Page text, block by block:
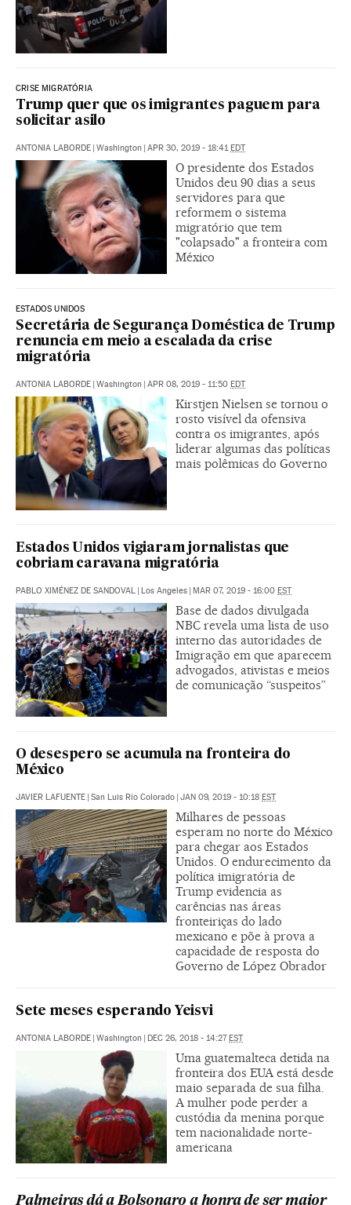
CRISE MIGRATÓRIA
Trump quer que os imigrantes paguem para
solicitar asilo
ANTONIA LABORDE | Washington | APR 30, 2019 - 18:41 EDT
O presidente dos Estados
Unidos deu 90 dias a seus
servidores para que
reformem o sistema
migratório que tem
"colapsado" a fronteira com
México
ESTADOS UNIDOS
Secretária de Segurança Doméstica de Trump
renuncia em meio a escalada da crise
migratória
ANTONIA LABORDE | Washington | APR 08, 2019 - 11:50 EDT
Kirstjen Nielsen se tornou o
rosto visível da ofensiva
contra os imigrantes, após
liderar algumas das políticas
mais polêmicas do Governo
Estados Unidos vigiaram jornalistas que
cobriam caravana migratória
PABLO XIMÉNEZ DE SANDOVAL | Los Angeles | MAR 07, 2019 - 16:00 EST
Base de dados divulgada
NBC revela uma lista de uso
interno das autoridades de
Imigração em que aparecem
advogados, ativistas e meios
de comunicação “suspeitos”
O desespero se acumula na fronteira do
México
JAVIER LAFUENTE | San Luis Río Colorado | JAN 09, 2019 - 10:18 EST
Milhares de pessoas
esperam no norte do México
para chegar aos Estados
Unidos. O endurecimento da
política imigratória de
Trump evidencia as
carências nas áreas
fronteiriças do lado
mexicano e põe à prova a
capacidade de resposta do
Governo de López Obrador
Sete meses esperando Yeisvi
ANTONIA LABORDE | Washington | DEC 26, 2018 - 14:27EST
Uma guatemalteca detida na
fronteira dos EUA está desde
maio separada de sua filha.
A mulher pode perder a
custódia da menina porque
tem nacionalidade norte-
americana
Palmeiras dá a Bolsonaro a honra de ser maior